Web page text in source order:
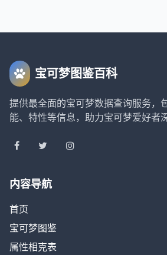
宝可梦图鉴百科
提供最全面的宝可梦数据查询服务，
能、特性等信息，助力宝可梦爱好者
内容导航
首页
宝可梦图鉴
属性相克表